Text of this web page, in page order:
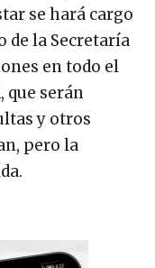
se hará cargo
de la Secretaría
en todo el
que serán
y otros
pero la